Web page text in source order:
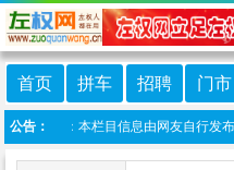
首页 拼车 招聘 门市
公告：
免责声明：本栏目信息由网友自行发